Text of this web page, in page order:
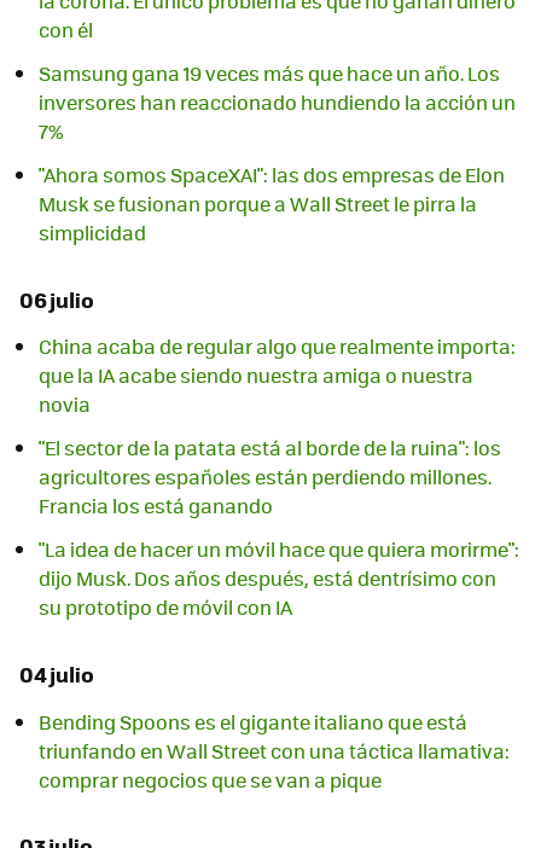
con él
Samsung gana 19 veces más que hace un año. Los
inversores han reaccionado hundiendo la acción un
7%
"Ahora somos SpaceXAI": las dos empresas de Elon
Musk se fusionan porque a Wall Street le pirra la
simplicidad
06 julio
China acaba de regular algo que realmente importa:
que la IA acabe siendo nuestra amiga o nuestra
novia
"El sector de la patata está al borde de la ruina": los
agricultores españoles están perdiendo millones.
Francia los está ganando
"La idea de hacer un móvil hace que quiera morirme":
dijo Musk. Dos años después, está dentrísimo con
su prototipo de móvil con IA
04 julio
Bending Spoons es el gigante italiano que está
triunfando en Wall Street con una táctica llamativa:
comprar negocios que se van a pique